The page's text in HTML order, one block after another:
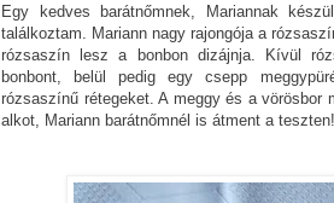
Egy kedves barátnőmnek, Mariannak
találkoztam. Mariann nagy rajongója a
rózsaszín lesz a bonbon dizájnja. Kívül
bonbont, belül pedig egy csepp
rózsaszínű rétegeket. A meggy és a vörösbor
alkot, Mariann barátnőmnél is átment a teszten!